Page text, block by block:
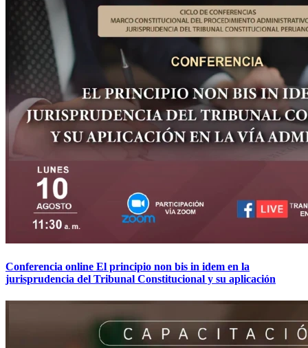
Conferencia online El principio non bis in idem en la
jurisprudencia del Tribunal Constitucional y su aplicación